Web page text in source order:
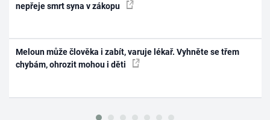
nepřeje smrt syna v zákopu
Meloun může člověka i zabít, varuje lékař. Vyhněte se třem
chybám, ohrozit mohou i děti